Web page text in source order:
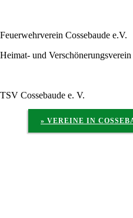
Feuerwehrverein Cossebaude e.V.
Heimat- und Verschönerungsverein
TSV Cossebaude e. V.
» VEREINE IN